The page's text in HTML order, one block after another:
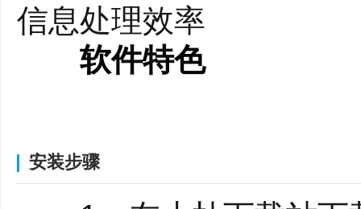
信息处理效率
软件特色
高速内核
安装步骤